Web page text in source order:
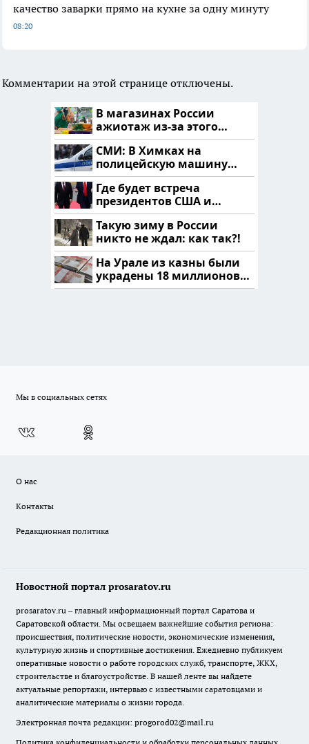
качество заварки прямо на кухне за одну минуту
08:20
Комментарии на этой странице отключены.
В магазинах России
ажиотаж из-за этого
продукта: что купить?
СМИ: В Химках на
полицейскую машину
напали и подожгли.
Где будет встреча
президентов США и
России: Европа?
Такую зиму в России
никто не ждал: как так?!
На Урале из казны были
украдены 18 миллионов
рублей
Мы в социальных сетях
О нас
Контакты
Редакционная политика
Новостной портал prosaratov.ru
prosaratov.ru – главный информационный портал Саратова и
Саратовской области. Мы освещаем важнейшие события региона:
происшествия, политические новости, экономические изменения,
культурную жизнь и спортивные достижения. Ежедневно публикуем
оперативные новости о работе городских служб, транспорте, ЖКХ,
строительстве и благоустройстве. В нашей ленте вы найдете
актуальные репортажи, интервью с известными саратовцами и
аналитические материалы о жизни города.
Электронная почта редакции: progorod02@mail.ru